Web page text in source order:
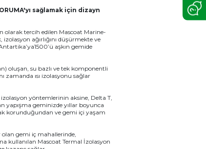
sağlamak için dizayn
olarak tercih edilen Mascoat Marine-
ağırlığını düşürmekte ve
aşkın gemide
oluşan, su bazlı ve tek komponentli
zamanda ısı izolasyonu sağlar
yöntemlerinin aksine, Delta T,
yapışma geminizde yıllar boyunca
korunduğundan ve gemi içi yaşam
olan gemi iç mahallerinde,
kullanılan Mascoat Termal İzolasyon